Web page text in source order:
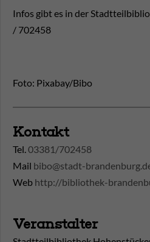
Infos gibt es in der
/ 702458
Foto: Pixabay/Bibo
Kontakt
Tel.03381/702458
Mail bibo@stadt-
Web http://bibliothek-
Veranstalter